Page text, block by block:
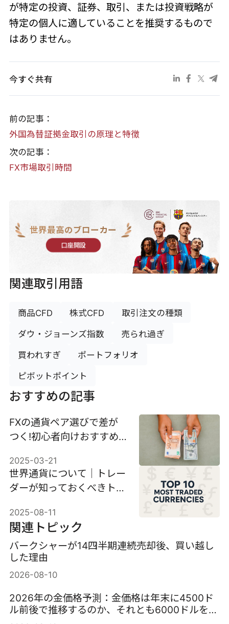
が特定の投資、証券、取引、または投資戦略が
特定の個人に適していることを推奨するもので
はありません。
今すぐ共有
前の記事：
外国為替証拠金取引の原理と特徴
次の記事：
FX市場取引時間
世界最高のブローカー
口座開設
関連取引用語
商品CFD 株式CFD 取引注文の種類
ダウ・ジョーンズ指数 売られ過ぎ
買われすぎ ポートフォリオ
ピボットポイント
おすすめの記事
FXの通貨ペア選びで差が
つく!初心者向けおすすめ
底解説
2025-03-21
世界通貨について｜トレー
ダーが知っておくべきトッ
2025-08-11
関連トピック
バークシャーが14四半期連続売却後、買い越し
した理由
2026-08-10
2026年の金価格予測：金価格は年末に4500ド
ル前後で推移するのか、それとも6000ドルを超
えるのか？